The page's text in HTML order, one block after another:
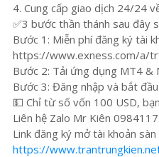
4. Cung cấp giao dịch 24/24
✅3 bước thần thánh sau đây
Bước 1: Miễn phí đăng ký tài
https://www.exness.com/a/
Bước 2: Tải ứng dụng MT4
Bước 3: Đăng nhập và bắt
💵 Chỉ từ số vốn 100 USD,
Liên hệ Zalo Mr Kiên
Link đăng ký mở tài khoản
https://